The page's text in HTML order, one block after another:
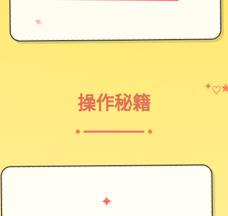
♥
✧
→
操作秘籍
✦♡
✦